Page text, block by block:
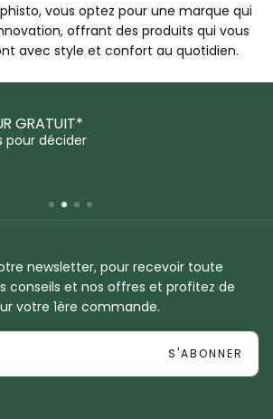
vous optez pour une marque qui
offrant des produits qui vous
avec style et confort au quotidien.
SÉCURISÉS
en sécurité
newsletter, pour recevoir toute
conseils et nos offres et profitez de
votre 1ère commande.
S'ABONNER